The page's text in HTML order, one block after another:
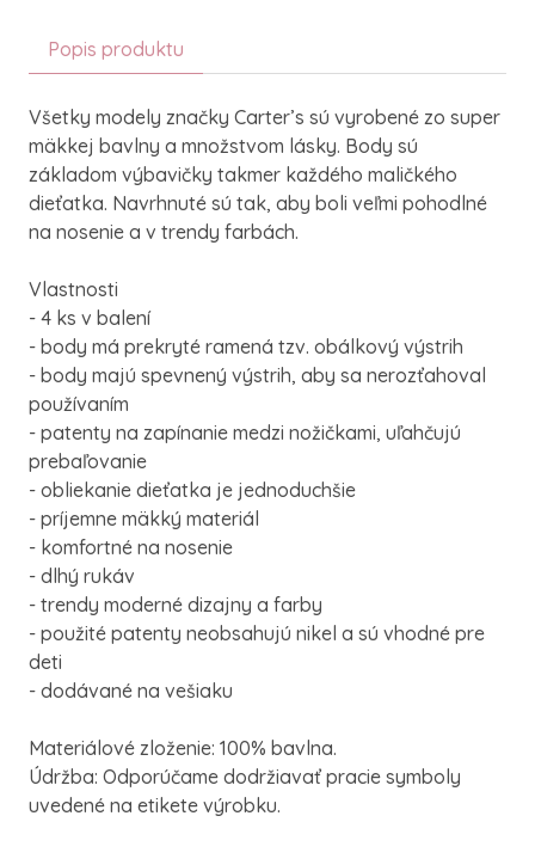
Popis produktu
Všetky modely značky Carter’s sú vyrobené zo super
mäkkej bavlny a množstvom lásky. Body sú
základom výbavičky takmer každého maličkého
dieťatka. Navrhnuté sú tak, aby boli veľmi pohodlné
na nosenie a v trendy farbách.
Vlastnosti
- 4 ks v balení
- body má prekryté ramená tzv. obálkový výstrih
- body majú spevnený výstrih, aby sa nerozťahoval
používaním
- patenty na zapínanie medzi nožičkami, uľahčujú
prebaľovanie
- obliekanie dieťatka je jednoduchšie
- príjemne mäkký materiál
- komfortné na nosenie
- dlhý rukáv
- trendy moderné dizajny a farby
- použité patenty neobsahujú nikel a sú vhodné pre
deti
- dodávané na vešiaku
Materiálové zloženie: 100% bavlna.
Údržba: Odporúčame dodržiavať pracie symboly
uvedené na etikete výrobku.